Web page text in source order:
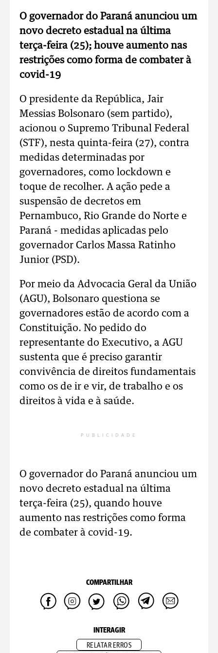
O governador do Paraná anunciou um
novo decreto estadual na última
terça-feira (25); houve aumento nas
restrições como forma de combater à
covid-19
O presidente da República, Jair
Messias Bolsonaro (sem partido),
acionou o Supremo Tribunal Federal
(STF), nesta quinta-feira (27), contra
medidas determinadas por
governadores, como lockdown e
toque de recolher. A ação pede a
suspensão de decretos em
Pernambuco, Rio Grande do Norte e
Paraná - medidas aplicadas pelo
governador Carlos Massa Ratinho
Junior (PSD).
Por meio da Advocacia Geral da União
(AGU), Bolsonaro questiona se
governadores estão de acordo com a
Constituição. No pedido do
representante do Executivo, a AGU
sustenta que é preciso garantir
convivência de direitos fundamentais
como os de ir e vir, de trabalho e os
direitos à vida e à saúde.
PUBLICIDADE
O governador do Paraná anunciou um
novo decreto estadual na última
terça-feira (25), quando houve
aumento nas restrições como forma
de combater à covid-19.
COMPARTILHAR
INTERAGIR
RELATAR ERROS